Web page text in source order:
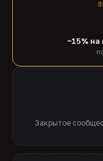
−15% на
Закрытое